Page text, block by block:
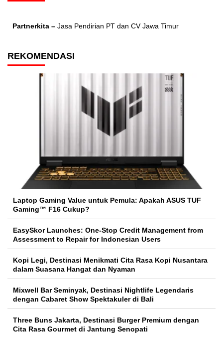
Partnerkita – Jasa Pendirian PT dan CV Jawa Timur
REKOMENDASI
Laptop Gaming Value untuk Pemula: Apakah ASUS TUF
Gaming™ F16 Cukup?
EasySkor Launches: One-Stop Credit Management from
Assessment to Repair for Indonesian Users
Kopi Legi, Destinasi Menikmati Cita Rasa Kopi Nusantara
dalam Suasana Hangat dan Nyaman
Mixwell Bar Seminyak, Destinasi Nightlife Legendaris
dengan Cabaret Show Spektakuler di Bali
Three Buns Jakarta, Destinasi Burger Premium dengan
Cita Rasa Gourmet di Jantung Senopati